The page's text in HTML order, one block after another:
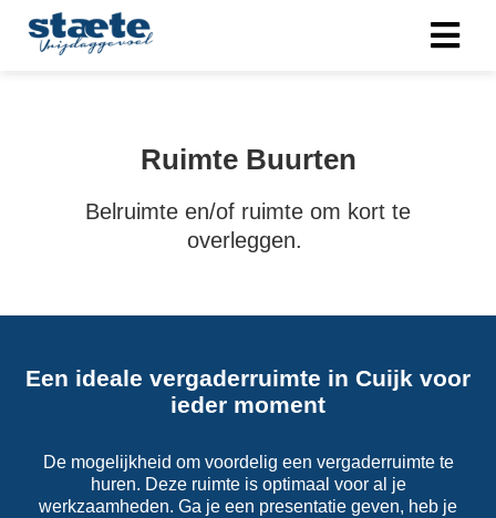
Ruimte Buurten
Belruimte en/of ruimte om kort te
overleggen.
Een ideale vergaderruimte in Cuijk voor
ieder moment
De mogelijkheid om voordelig een vergaderruimte te
huren. Deze ruimte is optimaal voor al je
werkzaamheden. Ga je een presentatie geven, heb je